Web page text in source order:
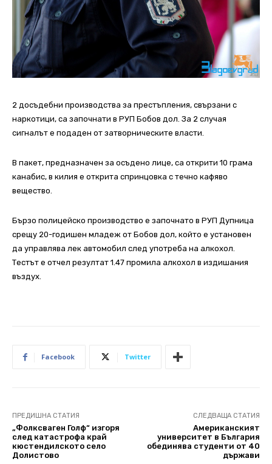
2 досъдебни производства за престъпления, свързани с
наркотици, са започнати в РУП Бобов дол. За 2 случая
сигналът е подаден от затворническите власти.
В пакет, предназначен за осъдено лице, са открити 10 грама
канабис, в килия е открита спринцовка с течно кафяво
вещество.
Бързо полицейско производство е започнато в РУП Дупница
срещу 20-годишен младеж от Бобов дол, който е установен
да управлява лек автомобил след употреба на алкохол.
Тестът е отчел резултат 1.47 промила алкохол в издишания
въздух.
Facebook Twitter
ПРЕДИШНА СТАТИЯ
„Фолксваген Голф“ изгоря
след катастрофа край
кюстендилското село
Долистово
СЛЕДВАЩА СТАТИЯ
Американският
университет в България
обединява студенти от 40
държави